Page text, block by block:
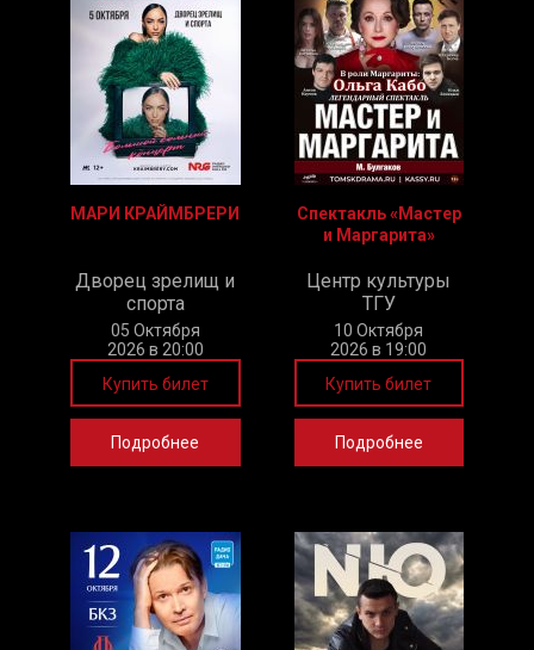
МАРИ КРАЙМБРЕРИ
Дворец зрелищ и
спорта
05 Октября
2026 в 20:00
Купить билет
Подробнее
Спектакль «Мастер
и Маргарита»
Центр культуры
ТГУ
10 Октября
2026 в 19:00
Купить билет
Подробнее